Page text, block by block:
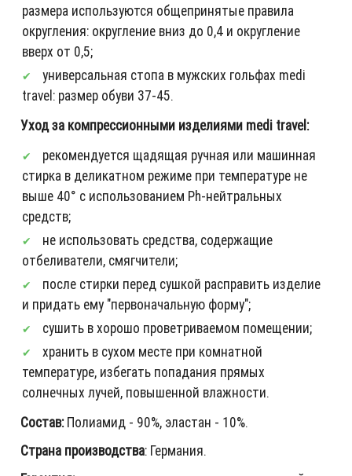
размера используются общепринятые правила
округления: округление вниз до 0,4 и округление
вверх от 0,5;
универсальная стопа в мужских гольфах medi
travel: размер обуви 37-45.
Уход за компрессионными изделиями medi travel:
рекомендуется щадящая ручная или машинная
стирка в деликатном режиме при температуре не
выше 40° с использованием Ph-нейтральных
средств;
не использовать средства, содержащие
отбеливатели, смягчители;
после стирки перед сушкой расправить изделие
и придать ему "первоначальную форму";
сушить в хорошо проветриваемом помещении;
хранить в сухом месте при комнатной
температуре, избегать попадания прямых
солнечных лучей, повышенной влажности.
Состав:Полиамид - 90%, эластан - 10%.
Страна производства: Германия.